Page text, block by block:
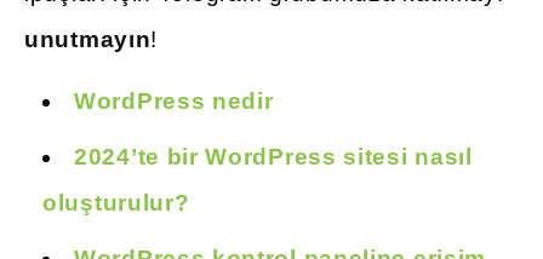
unutmayın!
WordPress nedir
2024’te bir WordPress sitesi nasıl
oluşturulur?